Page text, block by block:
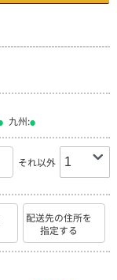
九州:
それ以外
配送先の住所を
指定する